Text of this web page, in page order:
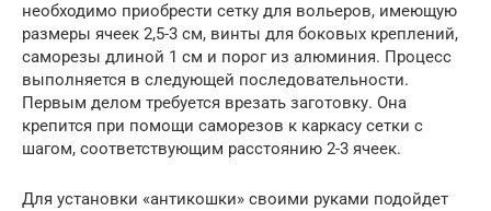
необходимо приобрести сетку для вольеров, имеющую
размеры ячеек 2,5-3 см, винты для боковых креплений,
саморезы длиной 1 см и порог из алюминия. Процесс
выполняется в следующей последовательности.
Первым делом требуется врезать заготовку. Она
крепится при помощи саморезов к каркасу сетки с
шагом, соответствующим расстоянию 2-3 ячеек.
Для установки «антикошки» своими руками подойдет